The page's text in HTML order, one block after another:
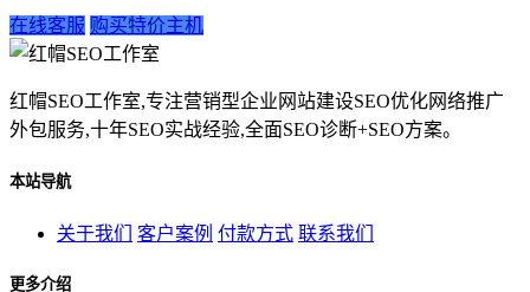
在线客服 购买特价主机
红帽SEO工作室,专注营销型企业网站建设SEO优化网络推广
外包服务,十年SEO实战经验,全面SEO诊断+SEO方案。
本站导航
关于我们 客户案例 付款方式 联系我们
更多介绍